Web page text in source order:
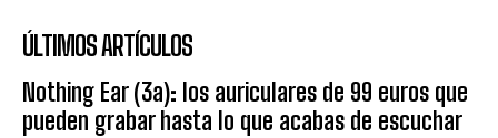
ÚLTIMOS ARTÍCULOS
Nothing Ear (3a): los auriculares de 99 euros que
pueden grabar hasta lo que acabas de escuchar